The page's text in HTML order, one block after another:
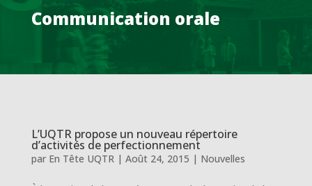
Communication orale
L’UQTR propose un nouveau répertoire
d’activités de perfectionnement
par En Tête UQTR| Août 24, 2015 | Nouvelles